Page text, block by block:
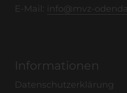
E-Mail: info@mvz-
Informationen
Datenschutzerklärung